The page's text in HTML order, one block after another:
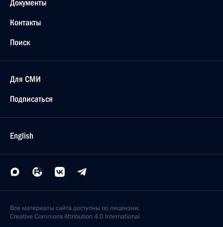
Документы
Контакты
Поиск
Для СМИ
Подписаться
English
Все материалы сайта доступны по лицензии:
Creative Commons Attribution 4.0 International